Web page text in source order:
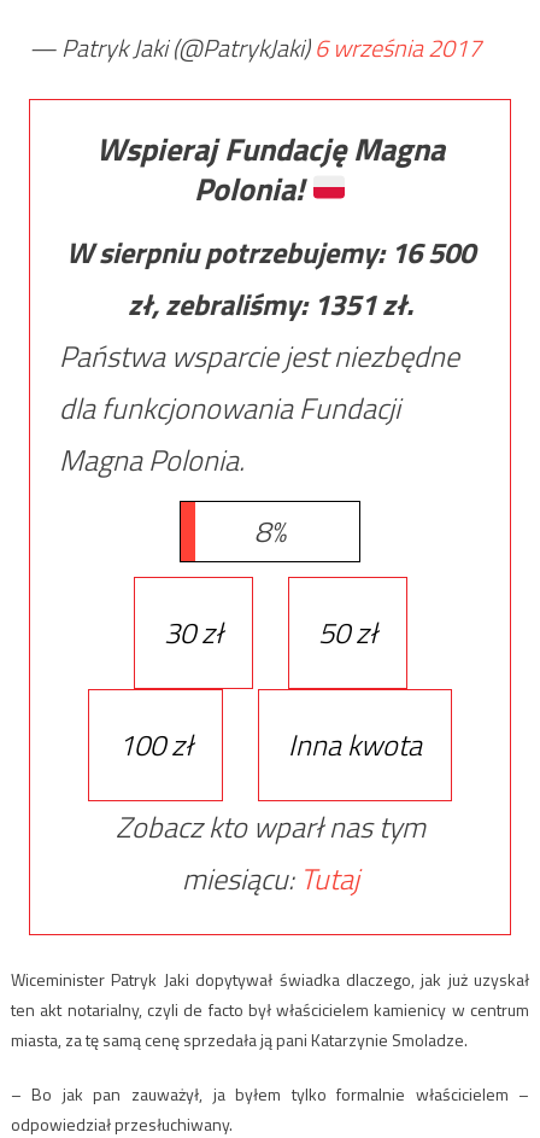
— Patryk Jaki (@PatrykJaki)6 września 2017
Wspieraj Fundację Magna
Polonia!
W sierpniu potrzebujemy: 16 500
zł, zebraliśmy: 1351zł.
Państwa wsparcie jest niezbędne
dla funkcjonowania Fundacji
Magna Polonia.
8%
30 zł 50 zł
100 zł
Inna kwota
Zobacz kto wparł nas tym
miesiącu: Tutaj
Wiceminister Patryk Jaki dopytywał świadka dlaczego, jak już uzyskał
ten akt notarialny, czyli de facto był właścicielem kamienicy w centrum
miasta, za tę samą cenę sprzedała ją pani Katarzynie Smoladze.
– Bo jak pan zauważył, ja byłem tylko formalnie właścicielem –
odpowiedział przesłuchiwany.